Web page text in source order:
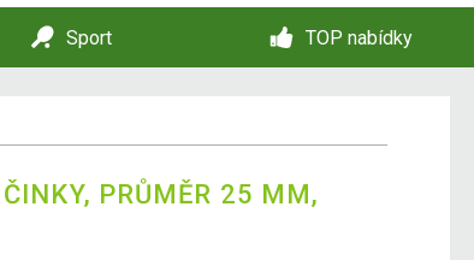
Sport TOP nabídky
PRŮMĚR 25 MM,